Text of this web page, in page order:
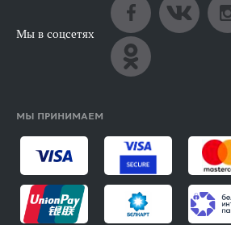
Мы в соцсетях
МЫ ПРИНИМАЕМ